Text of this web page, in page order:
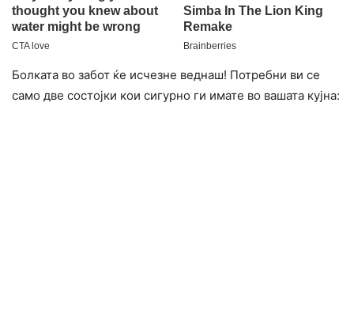
Болката во забот ќе исчезне веднаш! Потребни ви се
само две состојки кои сигурно ги имате во вашата кујна: